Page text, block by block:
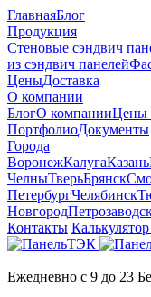
ГлавнаяБлог
Продукция
Cтеновые сэндвич
из сэндвич панелей
ЦеныДоставка
О компании
БлогО компанииЦены
ПортфолиоДокументы
Города
ВоронежКалугаКазань
ЧелныТверьБрянск
ПетербургЧелябинск
Новгород
Контакты
Ежедневно с 9 до 23